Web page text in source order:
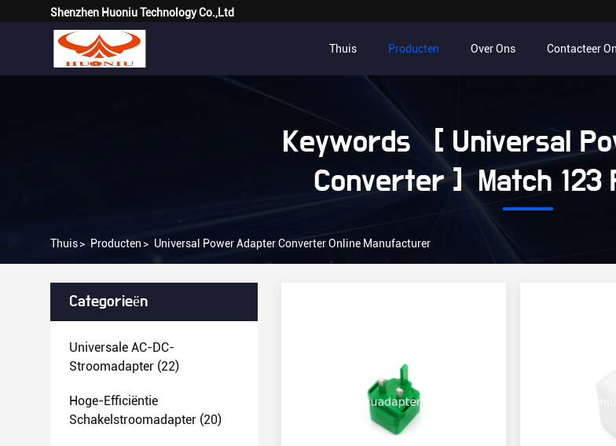
Shenzhen Huoniu Technology Co.,Ltd
Thuis Producten Over Ons Contacteer
Keywords [ Universal
Converter ] Match 123
Thuis> Producten > Universal Power Adapter Converter Online Manufacturer
Categorieën
Universale AC-DC-
Stroomadapter (22)
Hoge-Efficiëntie
Schakelstroomadapter (20)